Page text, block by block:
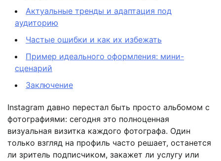
Актуальные тренды и адаптация под
аудиторию
Частые ошибки и как их избежать
Пример идеального оформления: мини-
сценарий
Заключение
Instagram давно перестал быть просто альбомом с
фотографиями: сегодня это полноценная
визуальная визитка каждого фотографа. Один
только взгляд на профиль часто решает, останется
ли зритель подписчиком, закажет ли услугу или